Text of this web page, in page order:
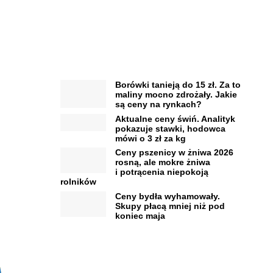
Borówki tanieją do 15 zł. Za to
maliny mocno zdrożały. Jakie
są ceny na rynkach?
Aktualne ceny świń. Analityk
pokazuje stawki, hodowca
mówi o 3 zł za kg
Ceny pszenicy w żniwa 2026
rosną, ale mokre żniwa
i potrącenia niepokoją
rolników
Ceny bydła wyhamowały.
Skupy płacą mniej niż pod
koniec maja